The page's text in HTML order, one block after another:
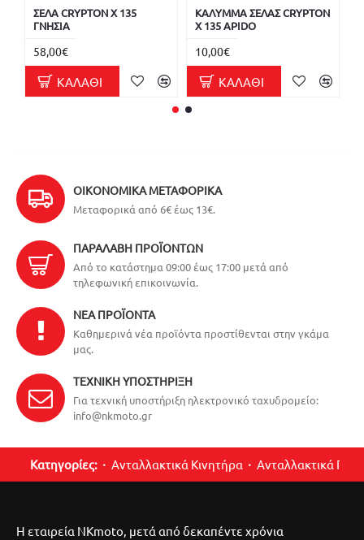
ΣΕΛΑ CRYPTON X 135
ΓΝΗΣΙΑ
58,00€
ΚΑΛΆΘΙ
ΚΑΛΥΜΜΑ ΣΕΛΑΣ CRYPTON
X 135 APIDO
10,00€
ΚΑΛΆΘΙ
ΟΙΚΟΝΟΜΙΚΆ ΜΕΤΑΦΟΡΙΚΆ
Μεταφορικά από 6€ έως 13€.
ΠΑΡΑΛΑΒΉ ΠΡΟΪΌΝΤΩΝ
Από το κατάστημα 09:00 έως 17:00 μετά από
τηλεφωνική επικοινωνία.
ΝΈΑ ΠΡΟΪΌΝΤΑ
Καθημερινά νέα προϊόντα προστίθενται στην γκάμα
μας.
ΤΕΧΝΙΚΉ ΥΠΟΣΤΉΡΙΞΗ
Για τεχνική υποστήριξη ηλεκτρονικό ταχυδρομείο:
info@nkmoto.gr
Κατηγορίες: Ανταλλακτικά Κινητήρα Ανταλλακτικά
Η εταιρεία NKmoto, μετά από δεκαπέντε χρόνια